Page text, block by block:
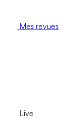
Mes revues
Live